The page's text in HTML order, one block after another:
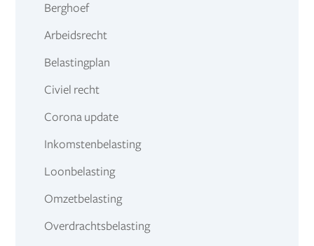
Berghoef
Arbeidsrecht
Belastingplan
Civiel recht
Corona update
Inkomstenbelasting
Loonbelasting
Omzetbelasting
Overdrachtsbelasting